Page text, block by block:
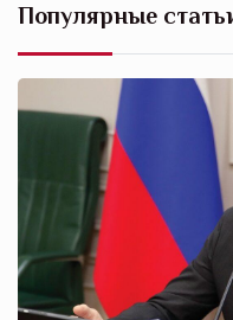
Популярные